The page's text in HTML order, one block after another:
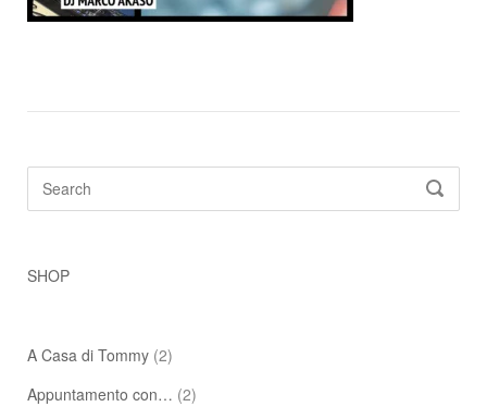
Search
SHOP
A Casa di Tommy (2)
Appuntamento con… (2)